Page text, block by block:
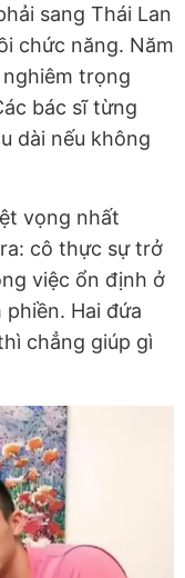
sang Thái Lan
chức năng. Năm
trọng
bác sĩ từng
dài nếu không
vọng nhất
cô thực sự trở
việc ổn định ở
Hai đứa
chẳng giúp gì